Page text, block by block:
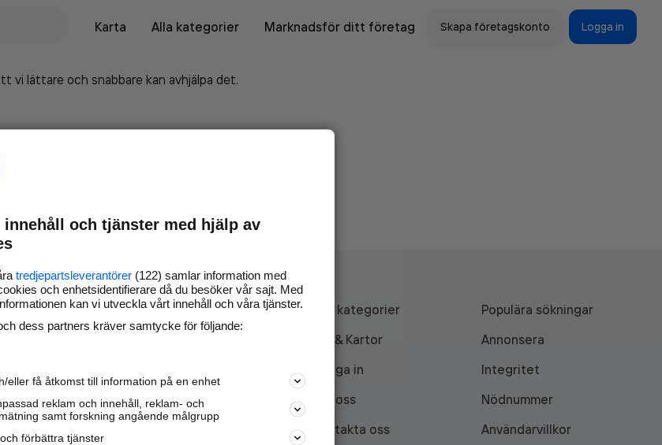
Karta
Alla kategorier Marknadsför ditt företag Skapa företagskonto Logga in
vi lättare och snabbare kan avhjälpa det.
Marknadsför företaget på
nya kunder och
samarbetspartners nära dig.
Läs mer här
Alla kategorier
Populära sökningar
API & Kartor
Annonsera
Logga in
Integritet
Om oss
Nödnummer
Kontakta oss
Användarvillkor
innehåll och tjänster med hjälp av
tredjepartsleverantörer (122) samlar information med
och enhetsidentifierare då du besöker vår sajt. Med
kan vi utveckla vårt innehåll och våra tjänster.
dess partners kräver samtycke för följande:
eller få åtkomst till information på en enhet
reklam och innehåll, reklam- och
samt forskning angående målgrupp
förbättra tjänster